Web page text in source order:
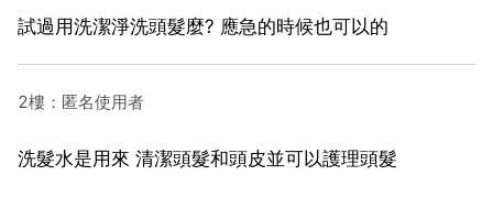
試過用洗潔淨洗頭髮麼? 應急的時候也可以的
2樓：匿名使用者
洗髮水是用來 清潔頭髮和頭皮並可以護理頭髮